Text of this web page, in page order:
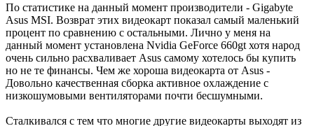
По статистике на данный момент производители - Gigabyte
Asus MSI. Возврат этих видеокарт показал самый маленький
процент по сравнению с остальными. Лично у меня на
данный момент установлена Nvidia GeForce 660gt хотя народ
очень сильно расхваливает Asus самому хотелось бы купить
но не те финансы. Чем же хороша видеокарта от Asus -
Довольно качественная сборка активное охлаждение с
низкошумовыми вентиляторами почти бесшумными.
Сталкивался с тем что многие другие видеокарты выходят из